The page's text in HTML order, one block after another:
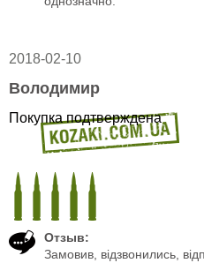
2018-02-10
Володимир
Покупка подтверждена
Отзыв:
Замовив, відзвонились,